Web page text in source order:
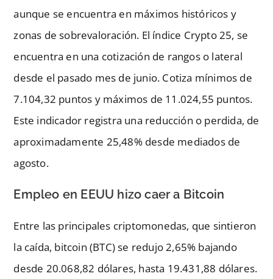
aunque se encuentra en máximos históricos y
zonas de sobrevaloración. El índice Crypto 25, se
encuentra en una cotización de rangos o lateral
desde el pasado mes de junio. Cotiza mínimos de
7.104,32 puntos y máximos de 11.024,55 puntos.
Este indicador registra una reducción o perdida, de
aproximadamente 25,48% desde mediados de
agosto.
Empleo en EEUU hizo caer a Bitcoin
Entre las principales criptomonedas, que sintieron
la caída, bitcoin (BTC) se redujo 2,65% bajando
desde 20.068,82 dólares, hasta 19.431,88 dólares.